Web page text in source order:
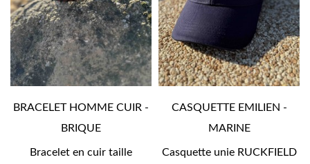
BRACELET HOMME CUIR -
BRIQUE
Bracelet en cuir taille
CASQUETTE EMILIEN -
MARINE
Casquette unie RUCKFIELD